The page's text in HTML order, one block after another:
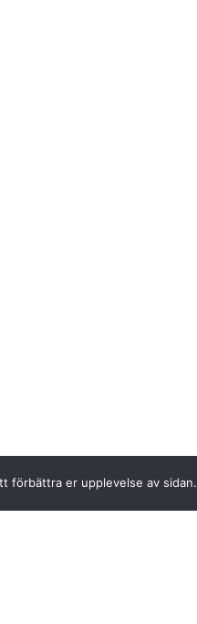
förbättra er upplevelse av sidan.